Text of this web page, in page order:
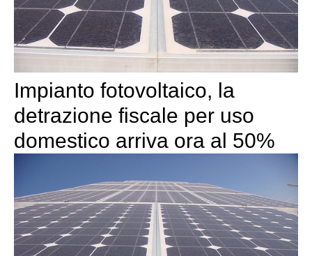
Impianto fotovoltaico, la
detrazione fiscale per uso
domestico arriva ora al 50%